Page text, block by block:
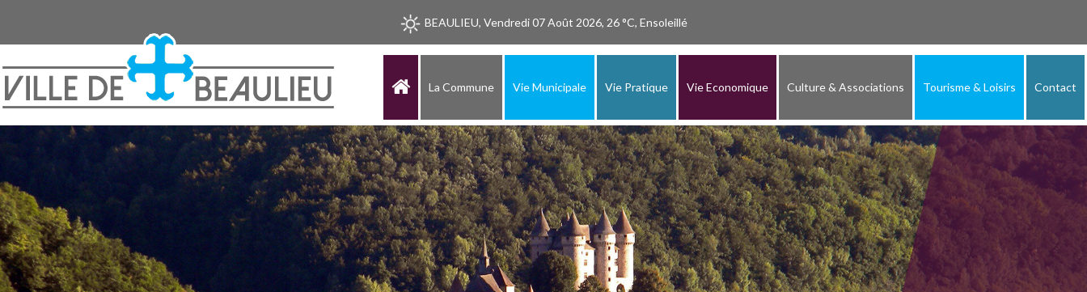
BEAULIEU, Vendredi 07 Août 2026, 26 °C, Ensoleillé
La Commune Vie Municipale Vie Pratique Vie Economique Culture & Associations Tourisme & Loisirs Contact